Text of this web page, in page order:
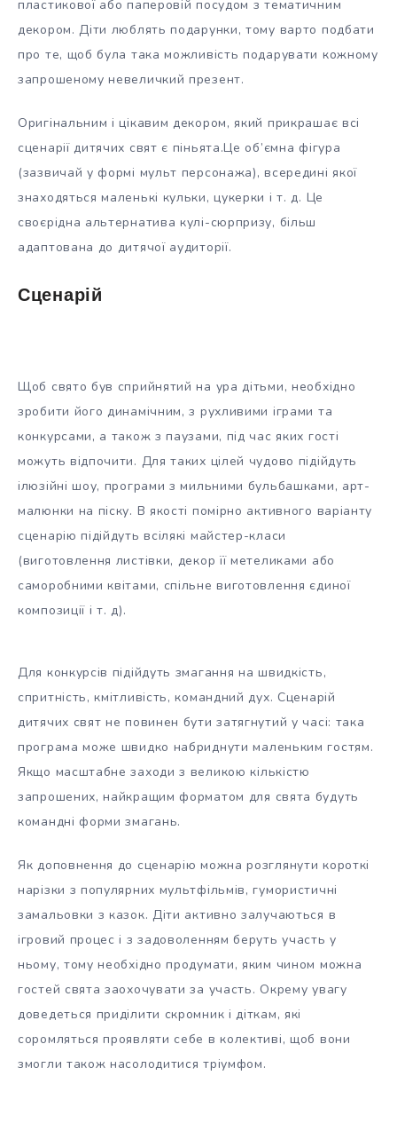
пластикової або паперовій посудом з тематичним
декором. Діти люблять подарунки, тому варто подбати
про те, щоб була така можливість подарувати кожному
запрошеному невеличкий презент.
Оригінальним і цікавим декором, який прикрашає всі
сценарії дитячих свят є піньята.Це об’ємна фігура
(зазвичай у формі мульт персонажа), всередині якої
знаходяться маленькі кульки, цукерки і т. д. Це
своєрідна альтернатива кулі-сюрпризу, більш
адаптована до дитячої аудиторії.
Сценарій
Щоб свято був сприйнятий на ура дітьми, необхідно
зробити його динамічним, з рухливими іграми та
конкурсами, а також з паузами, під час яких гості
можуть відпочити. Для таких цілей чудово підійдуть
ілюзійні шоу, програми з мильними бульбашками, арт-
малюнки на піску. В якості помірно активного варіанту
сценарію підійдуть всілякі майстер-класи
(виготовлення листівки, декор її метеликами або
саморобними квітами, спільне виготовлення єдиної
композиції і т. д).
Для конкурсів підійдуть змагання на швидкість,
спритність, кмітливість, командний дух. Сценарій
дитячих свят не повинен бути затягнутий у часі: така
програма може швидко набриднути маленьким гостям.
Якщо масштабне заходи з великою кількістю
запрошених, найкращим форматом для свята будуть
командні форми змагань.
Як доповнення до сценарію можна розглянути короткі
нарізки з популярних мультфільмів, гумористичні
замальовки з казок. Діти активно залучаються в
ігровий процес і з задоволенням беруть участь у
ньому, тому необхідно продумати, яким чином можна
гостей свята заохочувати за участь. Окрему увагу
доведеться приділити скромник і діткам, які
соромляться проявляти себе в колективі, щоб вони
змогли також насолодитися тріумфом.